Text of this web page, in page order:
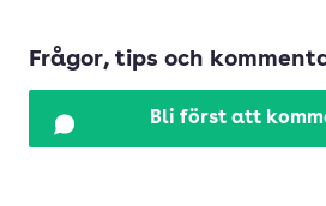
Frågor, tips och
Bli först att